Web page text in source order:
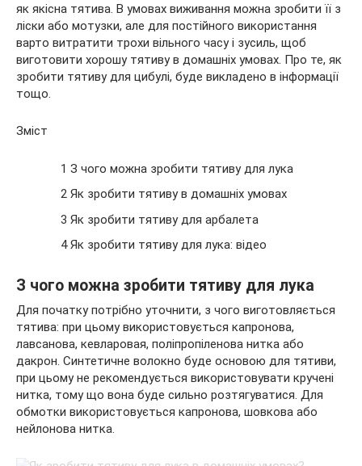
як якісна тятива. В умовах виживання можна зробити її з
ліски або мотузки, але для постійного використання
варто витратити трохи вільного часу і зусиль, щоб
виготовити хорошу тятиву в домашніх умовах. Про те, як
зробити тятиву для цибулі, буде викладено в інформації
тощо.
Зміст
1 З чого можна зробити тятиву для лука
2 Як зробити тятиву в домашніх умовах
3 Як зробити тятиву для арбалета
4 Як зробити тятиву для лука: відео
З чого можна зробити тятиву для лука
Для початку потрібно уточнити, з чого виготовляється
тятива: при цьому використовується капронова,
лавсанова, кевларовая, поліпропіленова нитка або
дакрон. Синтетичне волокно буде основою для тятиви,
при цьому не рекомендується використовувати кручені
нитка, тому що вона буде сильно розтягуватися. Для
обмотки використовується капронова, шовкова або
нейлонова нитка.